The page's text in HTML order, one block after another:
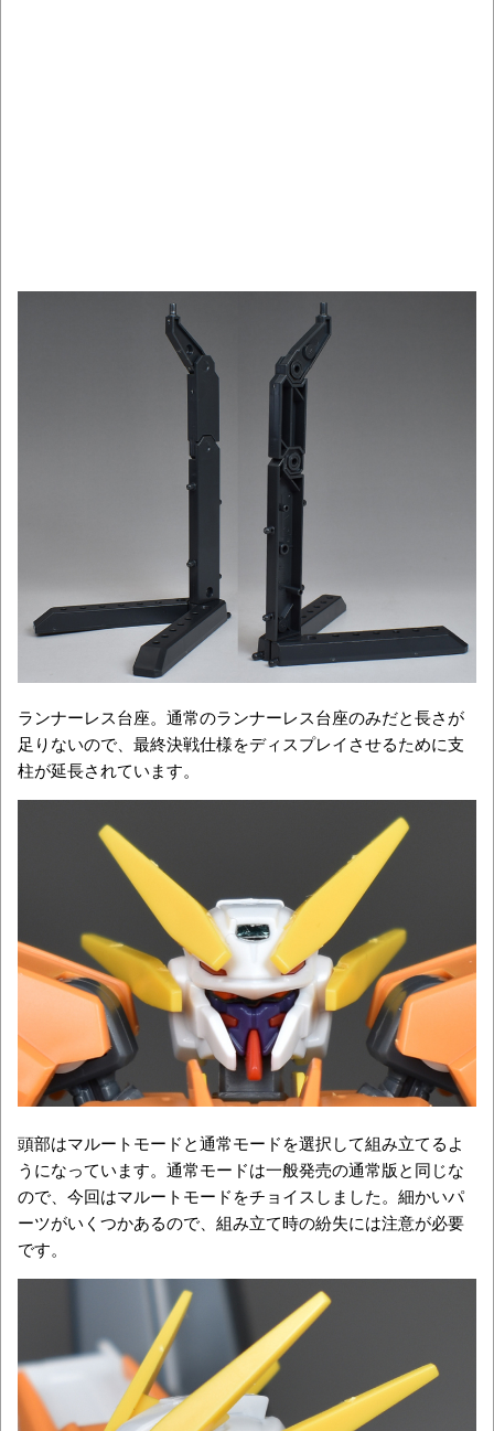
ランナーレス台座。通常のランナーレス台座のみだと長さが
足りないので、最終決戦仕様をディスプレイさせるために支
柱が延長されています。
頭部はマルートモードと通常モードを選択して組み立てるよ
うになっています。通常モードは一般発売の通常版と同じな
ので、今回はマルートモードをチョイスしました。細かいパ
ーツがいくつかあるので、組み立て時の紛失には注意が必要
です。